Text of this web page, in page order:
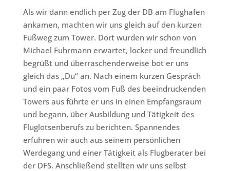
Als wir dann endlich per Zug der DB am Flughafen
ankamen, machten wir uns gleich auf den kurzen
Fußweg zum Tower. Dort wurden wir schon von
Michael Fuhrmann erwartet, locker und freundlich
begrüßt und überraschenderweise bot er uns
gleich das „Du“ an. Nach einem kurzen Gespräch
und ein paar Fotos vom Fuß des beeindruckenden
Towers aus führte er uns in einen Empfangsraum
und begann, über Ausbildung und Tätigkeit des
Fluglotsenberufs zu berichten. Spannendes
erfuhren wir auch aus seinem persönlichen
Werdegang und einer Tätigkeit als Flugberater bei
der DFS. Anschließend stellten wir uns selbst